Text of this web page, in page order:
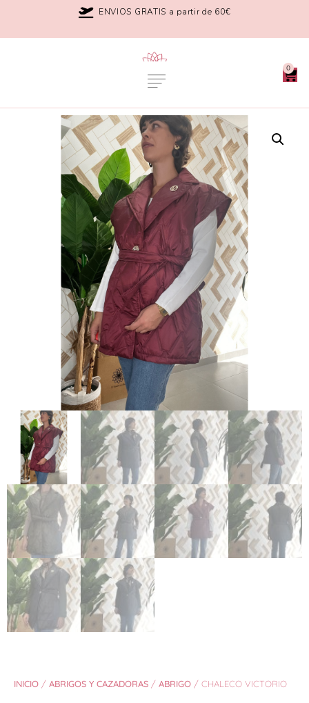
ENVIOS GRATIS a partir de 60€
0
INICIO / ABRIGOS Y CAZADORAS / ABRIGO / CHALECO VICTORIO